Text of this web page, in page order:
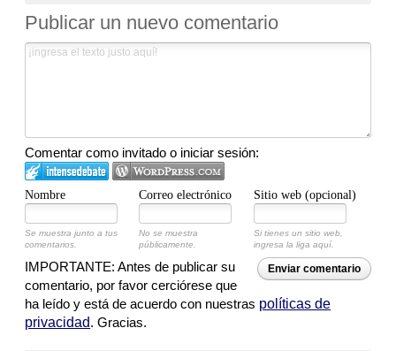
Publicar un nuevo comentario
Comentar como invitado o iniciar sesión:
Nombre Correo electrónico Sitio web (opcional)
Se muestra junto a tus
comentarios.
No se muestra
públicamente.
Si tienes un sitio web,
ingresa la liga aquí.
Enviar comentario
IMPORTANTE: Antes de publicar su
comentario, por favor cerciórese que
ha leído y está de acuerdo con nuestras políticas de
privacidad. Gracias.